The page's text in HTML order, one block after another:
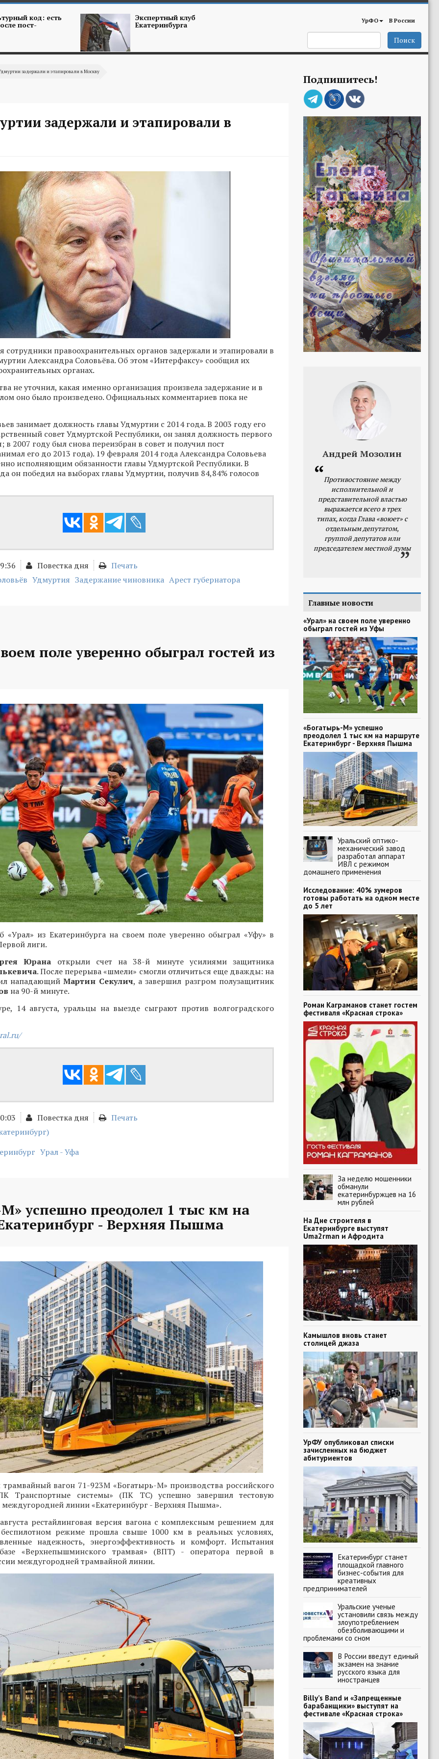
код: есть
пост-
Экспертный клуб
Екатеринбурга УрФО В России
Поиск
задержали и этапировали в Москву
задержали и этапировали в
сотрудники правоохранительных органов задержали и этапировали в
Александра Соловьёва. Об этом «Интерфаксу» сообщил их
органах.
не уточнил, какая именно организация произвела задержание и в
оно было произведено. Официальных комментариев пока не
занимает должность главы Удмуртии с 2014 года. В 2003 году его
совет Удмуртской Республики, он занял должность первого
в 2007 году был снова переизбран в совет и получил пост
его до 2013 года). 19 февраля 2014 года Александра Соловьева
исполняющим обязанности главы Удмуртской Республики. В
он победил на выборах главы Удмуртии, получив 84,84% голосов
Повестка дня
Печать
Удмуртия Задержание чиновника Арест губернатора
поле уверенно обыграл гостей из
«Урал» из Екатеринбурга на своем поле уверенно обыграл «Уфу» в
лиги.
Юрана открыли счет на 38-й минуте усилиями защитника
. После перерыва «шмели» смогли отличиться еще дважды: на
нападающийМартин Секулич, а завершил разгром полузащитник
на 90-й минуте.
14 августа, уральцы на выезде сыграют против волгоградского
Повестка дня
Печать
Урал - Уфа
успешно преодолел 1 тыс км на
- Верхняя Пышма
вагон 71-923М «Богатырь-М» производства российского
Транспортные системы» (ПК ТС) успешно завершил тестовую
междугородней линии «Екатеринбург - Верхняя Пышма».
рестайлинговая версия вагона с комплексным решением для
беспилотном режиме прошла свыше 1000 км в реальных условиях,
надежность, энергоэффективность и комфорт. Испытания
«Верхнепышминского трамвая» (ВПТ) - оператора первой в
междугородней трамвайной линии.
Подпишитесь!
Андрей Мозолин
Противостояние между
исполнительной и
представительной властью
выражается всего в трех
типах, когда Глава «воюет» с
отдельным депутатом,
группой депутатов или
председателем местной думы
Главные новости
«Урал» на своем поле уверенно
обыграл гостей из Уфы
«Богатырь-М» успешно
преодолел 1 тыс км на маршруте
Екатеринбург - Верхняя Пышма
Уральский оптико-
механический завод
разработал аппарат
ИВЛ с режимом
домашнего применения
Исследование: 40% зумеров
готовы работать на одном месте
до 5 лет
Роман Каграманов станет гостем
фестиваля «Красная строка»
За неделю мошенники
обманули
екатеринбуржцев на 16
млн рублей
На Дне строителя в
Екатеринбурге выступят
Uma2rman и Афродита
Камышлов вновь станет
столицей джаза
УрФУ опубликовал списки
зачисленных на бюджет
абитуриентов
Екатеринбург станет
площадкой главного
бизнес-события для
креативных
предпринимателей
Уральские ученые
установили связь между
злоупотреблением
обезболивающими и
проблемами со сном
В России введут единый
экзамен на знание
русского языка для
иностранцев
Billy’s Band и «Запрещенные
барабанщики» выступят на
фестивале «Красная строка»